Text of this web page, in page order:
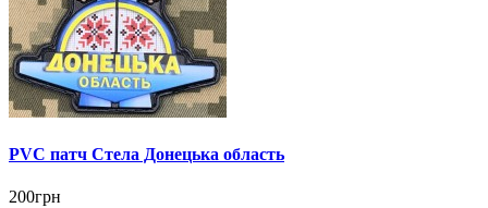
PVC патч Стела Донецька область
200грн